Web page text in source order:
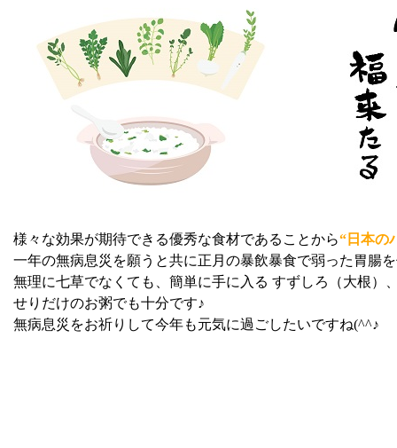
様々な効果が期待できる優秀な食材であることから“日本の
一年の無病息災を願うと共に正月の暴飲暴食で弱った胃腸
無理に七草でなくても、簡単に手に入る すずしろ（大根）
せりだけのお粥でも十分です♪
無病息災をお祈りして今年も元気に過ごしたいですね(^^♪